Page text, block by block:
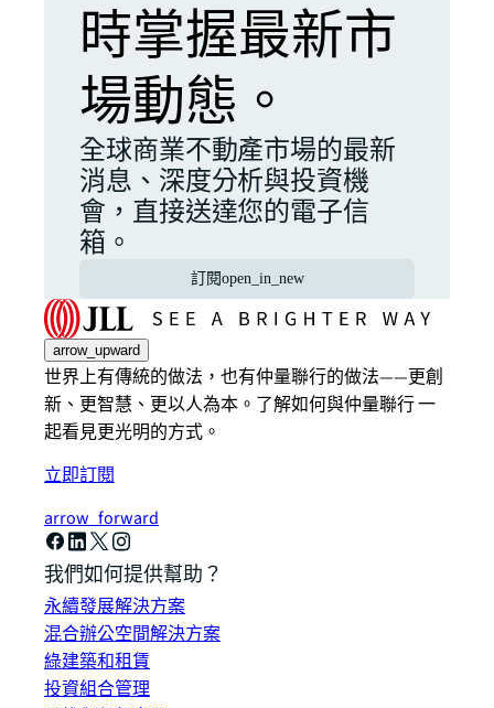
時掌握最新市
場動態。
全球商業不動產市場的最新
消息、深度分析與投資機
會，直接送達您的電子信
箱。
訂閱open_in_new
arrow_upward
世界上有傳統的做法，也有仲量聯行的做法——更創
新、更智慧、更以人為本。了解如何與仲量聯行 一
起看見更光明的方式。
立即訂閱
arrow_forward
我們如何提供幫助？
永續發展解決方案
混合辦公空間解決方案
綠建築和租賃
投資組合管理